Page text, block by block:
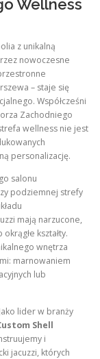
Wellness
z unikalną
nowoczesne
– staje się
Współcześni
Zachodniego
wellness nie jest
personalizację.
salonu
podziemnej strefy
mają narzucone,
kształty.
wnętrza
marnowaniem
lub
lider w branży
Shell
i
jacuzzi, których